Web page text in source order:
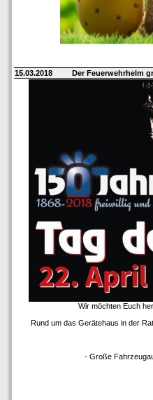
15.03.2018 Der Feuerwehrhelm
Wir möchten Euch
Rund um das Gerätehaus in der
- Große